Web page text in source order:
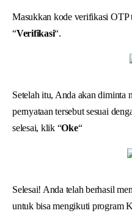
Masukkan kode verifikasi OTP
“Verifikasi“.
Setelah itu, Anda akan diminta
pernyataan tersebut sesuai
selesai, klik “Oke“
Selesai! Anda telah berhasil
untuk bisa mengikuti program